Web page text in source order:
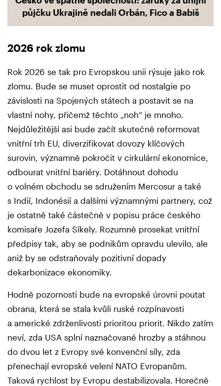
půjčku Ukrajině nedali Orbán, Fico a Babiš
2026 rok zlomu
Rok 2026 se tak pro Evropskou unii rýsuje jako rok
zlomu. Bude se muset oprostit od nostalgie po
závislosti na Spojených státech a postavit se na
vlastní nohy, přičemž těchto „noh“ je mnoho.
Nejdůležitější asi bude začít skutečně reformovat
vnitřní trh EU, diverzifikovat dovozy klíčových
surovin, významně pokročit v cirkulární ekonomice,
odbourat vnitřní bariéry. Dotáhnout dohodu
o volném obchodu se sdružením Mercosur a také
s Indií, Indonésií a dalšími významnými partnery, což
je ostatně také částečně v popisu práce českého
komisaře Jozefa Síkely. Rozumně prosekat vnitřní
předpisy tak, aby se podnikům opravdu ulevilo, ale
aniž by se odstraňovaly pozitivní dopady
dekarbonizace ekonomiky.
Hodně pozornosti bude na evropské úrovni poutat
obrana, která se stala kvůli ruské rozpínavosti
a americké zdrženlivosti prioritou priorit. Nikdo zatím
neví, zda USA splní naznačované hrozby a stáhnou
do dvou let z Evropy své konvenční síly, zda
přenechají evropské velení NATO Evropanům.
Taková rychlost by Evropu destabilizovala. Horečně